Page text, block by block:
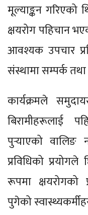
मूल्याङ्कन गरिएको
क्षयरोग पहिचान
आवश्यक उपचार
संस्थामा सम्पर्क
कार्यक्रमले
बिरामीहरूलाई
पुर्‍याएको
प्रविधिको
रूपमा क्षयरोगको
पुगेको